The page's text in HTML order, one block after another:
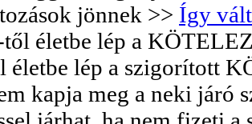
jönnek >> Így
től életbe lép a
életbe lép a szigorított
kapja meg a neki járó